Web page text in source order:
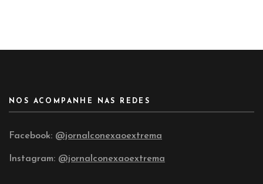
NOS ACOMPANHE NAS REDES
Facebook: @jornalconexaoextrema
Instagram: @jornalconexaoextrema